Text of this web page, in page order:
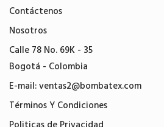
Contáctenos
Nosotros
Calle 78 No. 69K - 35
Bogotá - Colombia
E-mail:ventas2@bombatex.com
Términos Y Condiciones